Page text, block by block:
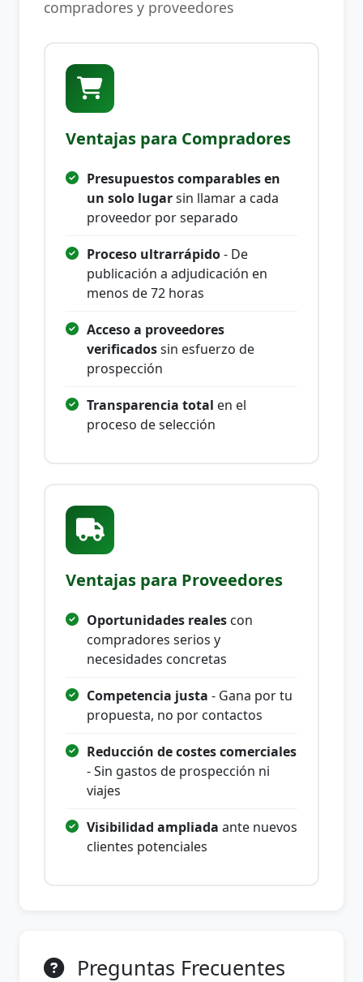
compradores y proveedores
Ventajas para Compradores
Presupuestos comparables en
un solo lugarsin llamar a cada
proveedor por separado
Proceso ultrarrápido- De
publicación a adjudicación en
menos de 72 horas
Acceso a proveedores
verificadossin esfuerzo de
prospección
Transparencia total en el
proceso de selección
Ventajas para Proveedores
Oportunidades reales con
compradores serios y
necesidades concretas
Competencia justa - Gana por tu
propuesta, no por contactos
Reducción de costes comerciales
- Sin gastos de prospección ni
viajes
Visibilidad ampliada ante nuevos
clientes potenciales
Preguntas Frecuentes